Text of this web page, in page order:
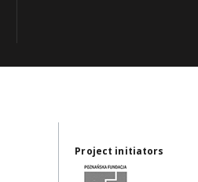
Project initiators